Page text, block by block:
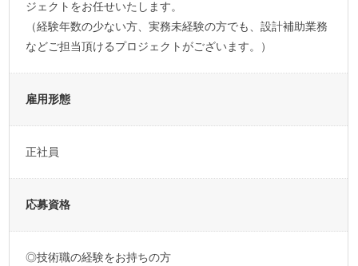
ジェクトをお任せいたします。
（経験年数の少ない方、実務未経験の方でも、設計補助業務
などご担当頂けるプロジェクトがございます。）
雇用形態
正社員
応募資格
◎技術職の経験をお持ちの方